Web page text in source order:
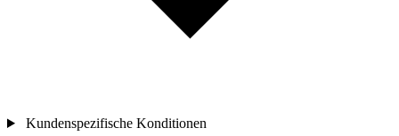
Kundenspezifische Konditionen